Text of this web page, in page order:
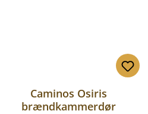
Caminos Osiris
brændkammerdør